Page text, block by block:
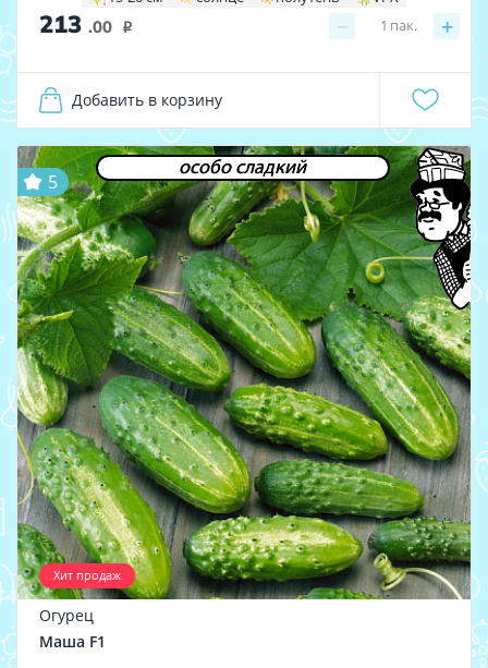
213 .00 i − +
1 пак.
Добавить в корзину
особо сладкий
Хит продаж
5
Огурец
Маша F1